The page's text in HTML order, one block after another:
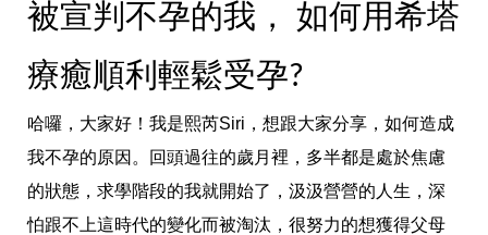
被宣判不孕的我， 如何用希塔
療癒順利輕鬆受孕?
哈囉，大家好！我是熙芮Siri，想跟大家分享，如何造成
我不孕的原因。回頭過往的歲月裡，多半都是處於焦慮
的狀態，求學階段的我就開始了，汲汲營營的人生，深
怕跟不上這時代的變化而被淘汰，很努力的想獲得父母